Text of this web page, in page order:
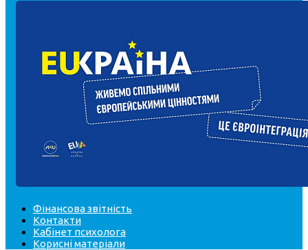
Фінансова звітність
Контакти
Кабінет психолога
Корисні матеріали